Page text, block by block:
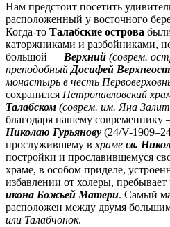
Нам предстоит посетить
расположенный у восточного
Когда-то Талабские острова
каторжниками и разбойниками,
большой — Верхний (соврем.
преподобный Досифей
монастырь в честь
сохранился Петропавловский
Талабском (соврем. им. Яна
благодаря нашему
Николаю Гурьянову (24/V-
прослужившему в храме св.
постройки и прославившемуся
храме, в особом приделе,
избавлении от холеры, пребывает
икона Божьей Матери. Самый
расположен между двумя
или Талабчонок.